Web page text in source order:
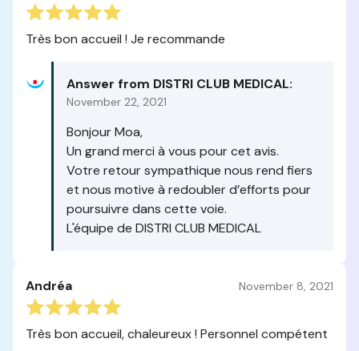
Très bon accueil ! Je recommande
Answer from DISTRI CLUB MEDICAL:
November 22, 2021
Bonjour Moa,
Un grand merci à vous pour cet avis.
Votre retour sympathique nous rend fiers
et nous motive à redoubler d’efforts pour
poursuivre dans cette voie.
L'équipe de DISTRI CLUB MEDICAL
Andréa November 8, 2021
Très bon accueil, chaleureux ! Personnel compétent